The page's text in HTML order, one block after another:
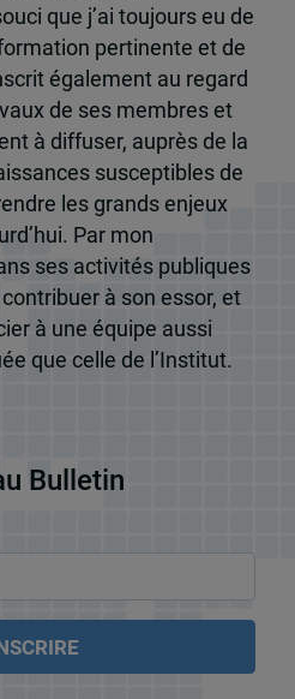
que j’ai toujours eu de
pertinente et de
également au regard
de ses membres et
à diffuser, auprès de la
susceptibles de
les grands enjeux
Par mon
ses activités publiques
à son essor, et
à une équipe aussi
que celle de l’Institut.
Bulletin